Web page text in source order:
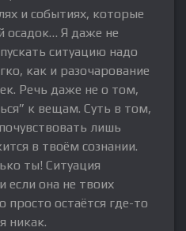
и событиях, которые
осадок… Я даже не
ситуацию надо
как и разочарование
Речь даже не о том,
к вещам. Суть в том,
лишь
в твоём сознании.
ты! Ситуация
если она не твоих
просто остаётся где-то
никак.